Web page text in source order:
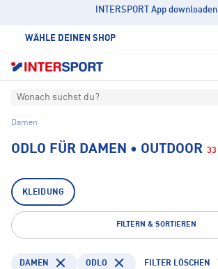
INTERSPORT App downloaden
WÄHLE DEINEN SHOP
Wonach suchst du?
Damen
ODLO FÜR DAMEN • OUTDOOR 33
KLEIDUNG
FILTERN & SORTIEREN
DAMEN ODLO FILTER LÖSCHEN